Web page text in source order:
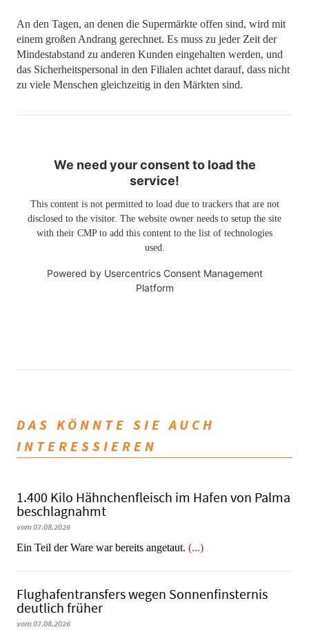
An den Tagen, an denen die Supermärkte offen sind, wird mit
einem großen Andrang gerechnet. Es muss zu jeder Zeit der
Mindestabstand zu anderen Kunden eingehalten werden, und
das Sicherheitspersonal in den Filialen achtet darauf, dass nicht
zu viele Menschen gleichzeitig in den Märkten sind.
We need your consent to load the
service!
This content is not permitted to load due to trackers that are not
disclosed to the visitor. The website owner needs to setup the site
with their CMP to add this content to the list of technologies
used.
Powered by Usercentrics Consent Management
Platform
DAS KÖNNTE SIE AUCH
INTERESSIEREN
1.400 Kilo Hähnchenfleisch im Hafen von Palma
beschlagnahmt
vom 07.08.2026
​​​​​​​Ein Teil der Ware war bereits angetaut. (...)
Flughafentransfers wegen Sonnenfinsternis
deutlich früher
vom 07.08.2026